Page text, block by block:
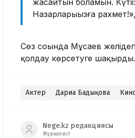
Назарларыңызға
Сөз соңында Мұсаев
қолдау көрсетуге шақырды.
Актер Дариға Бадықова
Nege.kz редакциясы
Журналист